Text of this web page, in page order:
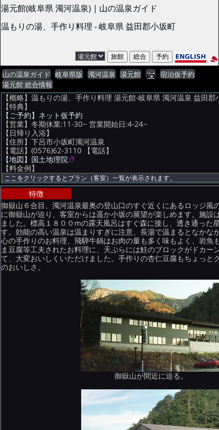
湯元館(岐阜県 濁河温泉) | 山の温泉ガイド
温もりの湯、手作り料理 - 岐阜県 益田郡小坂町
山の温泉ガイド 岐阜県版 濁河温泉 湯元館
宿泊仮予約
湯元館 総合情報
【概略】温もりの湯、手作り料理 湯元館-岐阜県 濁河温泉 益田郡
【特典】
【ご予約】ネット仮予約
【営業】冬期休業:11-30~ 営業開始日:4-24~
【日帰り入浴】
【住所】下呂市小坂町濁河温泉
【電話】(0576)62-3110 【電話】
【地図】国土地理院
【料金例】
特徴
御嶽山６合目、濁河温泉最奥の登山口のすぐ近くにあるロッジ風
に御嶽山が迫り、客室からは遥か小坂の展望が楽しめます。施設
ました。標高１８００mの露天風呂はすぐ森に接し、透き通った
す。効能の高い温泉は温まりすぎに注意、長湯で温まるとなかな
心の手作りのお料理、飛騨牛鍋はお肉の量も多く味もよく、岩魚
ま豆腐等工夫されたお料理に、天ぷらには鮭のブロックがドカー
て、大変おいしくいただけました。手作りの杏仁豆腐もちょっと
のおいしさ。
御嶽山が間近に迫る。